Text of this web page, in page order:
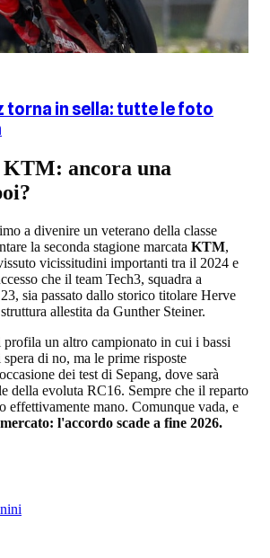
torna in sella: tutte le foto
ancora una
a divenire un veterano della classe
la seconda stagione marcata KTM,
vicissitudini importanti tra il 2024 e
che il team Tech3, squadra a
sia passato dallo storico titolare Herve
allestita da Gunther Steiner.
profila un altro campionato in cui i bassi
di no, ma le prime risposte
dei test di Sepang, dove sarà
della evoluta RC16. Sempre che il reparto
effettivamente mano. Comunque vada, e
l'accordo scade a fine 2026.